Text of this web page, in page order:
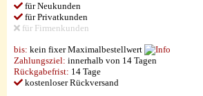
für Neukunden
für Privatkunden
für Firmenkunden
bis: kein fixer Maximalbestellwert
Zahlungsziel: innerhalb von 14 Tagen
Rückgabefrist: 14 Tage
kostenloser Rückversand